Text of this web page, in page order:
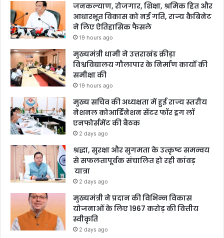
जनकल्याण, रोजगार, शिक्षा, श्रमिक हित और
आधारभूत विकास को नई गति, राज्य कैबिनेट
ने लिए ऐतिहासिक फैसले
19 hours ago
मुख्यमंत्री धामी ने उत्तराखंड क्रीड़ा
विश्वविद्यालय गौलापार के निर्माण कार्यों की
समीक्षा की
19 hours ago
मुख्य सचिव की अध्यक्षता में हुई राज्य स्तरीय
नेशनल कोआर्डिनेशन सेंटर फॉर ड्रग लॉ
एनफोर्समेंट की बैठक
2 days ago
श्रद्धा, सुरक्षा और सुगमता के उत्कृष्ट समन्वय
से सफलतापूर्वक संचालित हो रही कांवड़
यात्रा
2 days ago
मुख्यमंत्री ने प्रदान की विभिन्न विकास
योजनाओं के लिए 1967 करोड़ की वित्तीय
स्वीकृति
2 days ago